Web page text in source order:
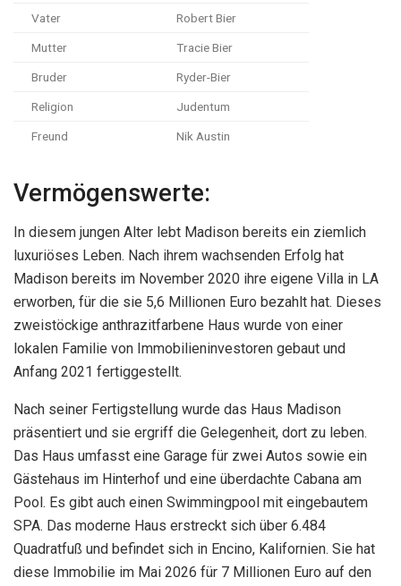
Vater Robert Bier
Mutter Tracie Bier
Bruder Ryder-Bier
Religion Judentum
Freund Nik Austin
Vermögenswerte:
In diesem jungen Alter lebt Madison bereits ein ziemlich
luxuriöses Leben. Nach ihrem wachsenden Erfolg hat
Madison bereits im November 2020 ihre eigene Villa in LA
erworben, für die sie 5,6 Millionen Euro bezahlt hat. Dieses
zweistöckige anthrazitfarbene Haus wurde von einer
lokalen Familie von Immobilieninvestoren gebaut und
Anfang 2021 fertiggestellt.
Nach seiner Fertigstellung wurde das Haus Madison
präsentiert und sie ergriff die Gelegenheit, dort zu leben.
Das Haus umfasst eine Garage für zwei Autos sowie ein
Gästehaus im Hinterhof und eine überdachte Cabana am
Pool. Es gibt auch einen Swimmingpool mit eingebautem
SPA. Das moderne Haus erstreckt sich über 6.484
Quadratfuß und befindet sich in Encino, Kalifornien. Sie hat
diese Immobilie im Mai 2026 für 7 Millionen Euro auf den